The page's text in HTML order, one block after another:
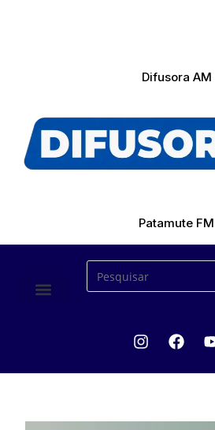
Difusora AM
Patamute FM